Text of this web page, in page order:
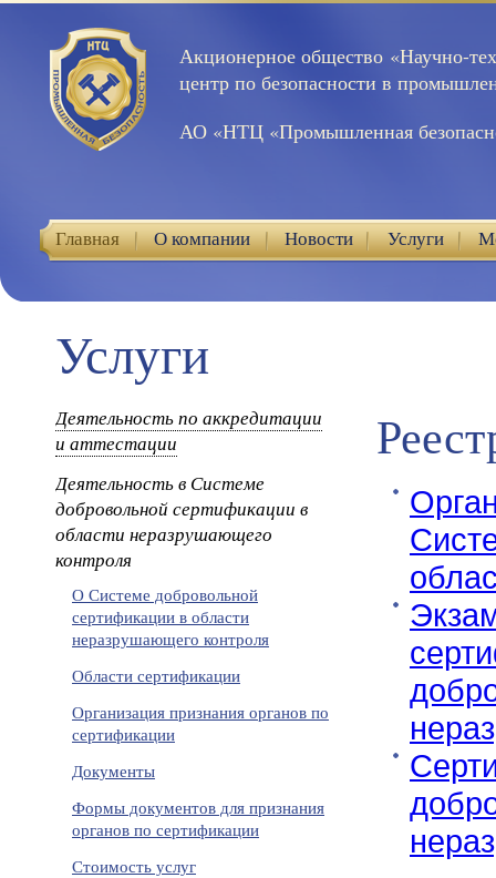
Акционерное общество «Научно-
центр по безопасности в
АО «НТЦ «Промышленная
Главная О компании Новости Услуги
Услуги
Деятельность по аккредитации
и аттестации
Деятельность в Системе
добровольной сертификации в
области неразрушающего
контроля
О Системе добровольной
сертификации в области
неразрушающего контроля
Области сертификации
Организация признания органов по
сертификации
Документы
Формы документов для признания
органов по сертификации
Стоимость услуг